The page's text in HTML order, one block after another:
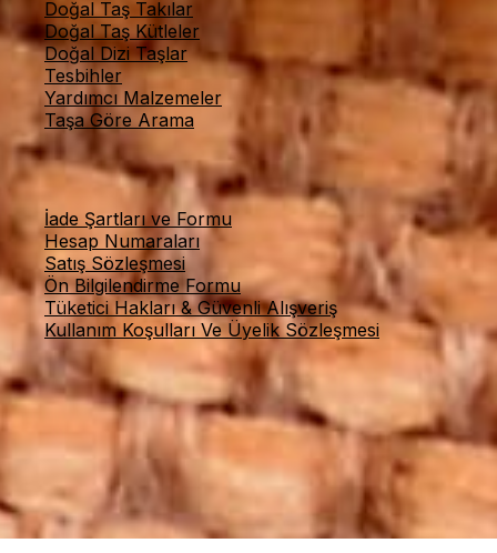
Doğal Taş Takılar
Doğal Taş Kütleler
Doğal Dizi Taşlar
Tesbihler
Yardımcı Malzemeler
Taşa Göre Arama
Online Alışveriş
İade Şartları ve Formu
Hesap Numaraları
Satış Sözleşmesi
Ön Bilgilendirme Formu
Tüketici Hakları & Güvenli Alışveriş
Kullanım Koşulları Ve Üyelik Sözleşmesi
© 2026 Taş Sandığı — Tüm hakları saklıdır.
BİZİ TAKİP EDİN: